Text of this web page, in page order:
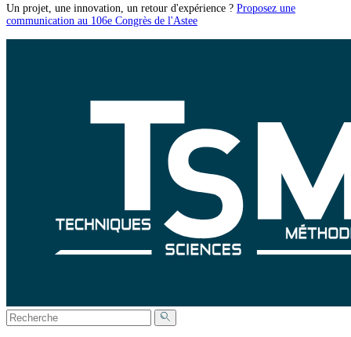
Un projet, une innovation, un retour d'expérience ? Proposez une
communication au 106e Congrès de l'Astee